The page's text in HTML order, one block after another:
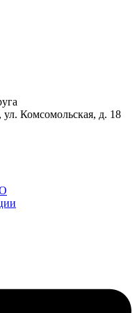
Комсомольская, д. 18